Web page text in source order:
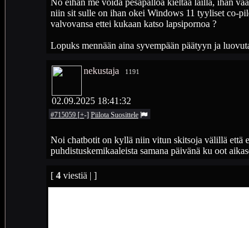
niin sit sulle on ihan okei Windows 11 tyyliset co-
valvovansa ettei kukaan katso lapsipornoa ?
Lopuks mennään aina syvempään päätyyn ja
nekustaja 1191
02.09.2025 18:41:32
#715059 [+-] Piilota Suosittele
Noi chatbotit on kyllä niin vitun skitsoja välillä että
puhdistuskemikaaleista samana päivänä ku oot
[ 4viestiä | ]